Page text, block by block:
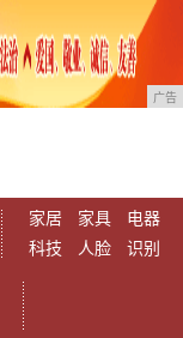
广告
家居 家具
电器
科技
人脸 识别